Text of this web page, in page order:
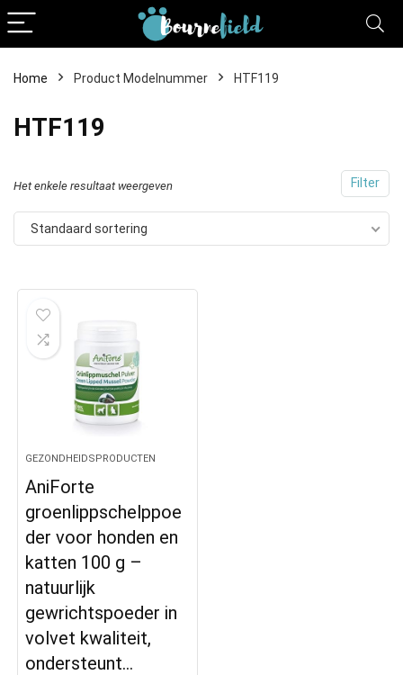
Home Product Modelnummer HTF119
HTF119
Filter
Het enkele resultaat weergeven
Standaard sortering
GEZONDHEIDSPRODUCTEN
AniForte
groenlippschelppoe
der voor honden en
katten 100 g –
natuurlijk
gewrichtspoeder in
volvet kwaliteit,
ondersteunt…